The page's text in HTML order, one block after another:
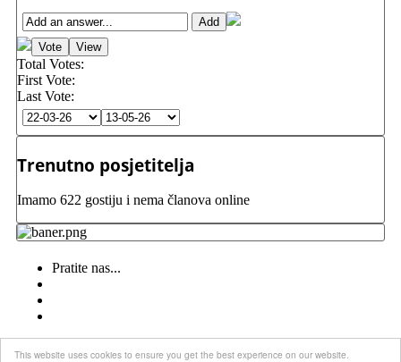
This website uses cookies to ensure you get the best experience on our website.
Total Votes:
First Vote:
Last Vote:
Trenutno posjetitelja
Imamo 622 gostiju i nema članova online
Pratite nas...